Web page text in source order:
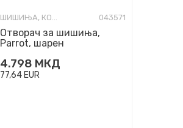
ШИШИЊА, КОЛБИ И ОТВАРАЧИ 043571
Отворач за шишиња,
Parrot, шарен
4.798 МКД
77,64 EUR